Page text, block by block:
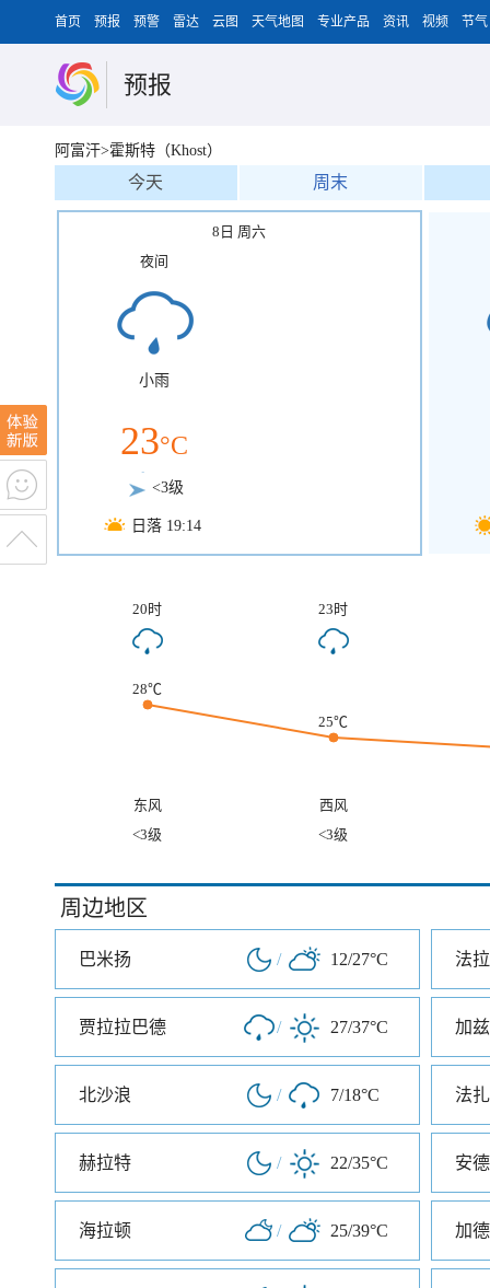
首页 预报 预警 雷达 云图 天气地图 专业产品 资讯 视频 节气
预报
阿富汗>霍斯特（Khost）
今天 周末
8日 周六
夜间
小雨
23°C
<3级
日落 19:14
20时 23时
28℃
25℃
东风
西风
<3级
<3级
周边地区
巴米扬 / 12/27°C 法
贾拉拉巴德 / 27/37°C 加
北沙浪 / 7/18°C 法
赫拉特 / 22/35°C 安
海拉顿 / 25/39°C 加